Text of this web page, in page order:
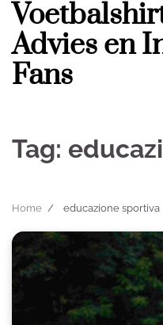
Skip
content
Advies en
Fans
Tag:
Home educazione sportiva